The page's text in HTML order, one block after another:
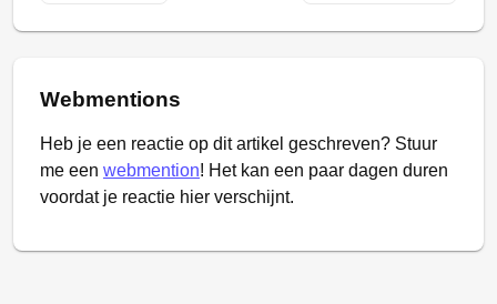
Webmentions
Heb je een reactie op dit artikel geschreven? Stuur
me een webmention! Het kan een paar dagen duren
voordat je reactie hier verschijnt.